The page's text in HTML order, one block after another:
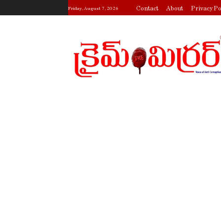
Friday, August 7, 2026 Contact About Privacy